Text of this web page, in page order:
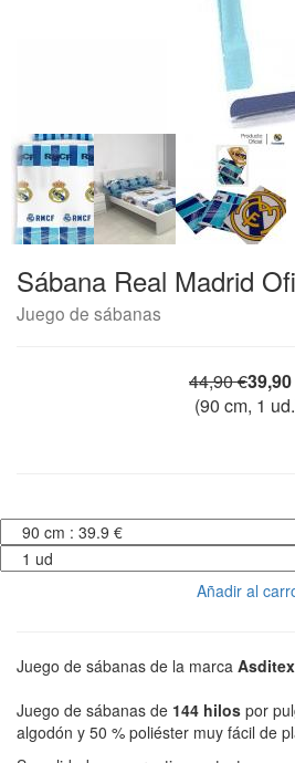
Sábana Real Madrid
Juego de sábanas
44,90€39,90
(90 cm, 1
Añadir al
Juego de sábanas de la marca Asditex
Juego de sábanas de 144 hilos por
algodón y 50 % poliéster muy fácil de